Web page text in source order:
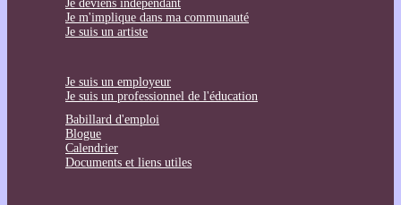
Je deviens indépendant
Je m'implique dans ma communauté
Je suis un artiste
Je suis un employeur
Je suis un professionnel de l'éducation
Babillard d'emploi
Blogue
Calendrier
Documents et liens utiles